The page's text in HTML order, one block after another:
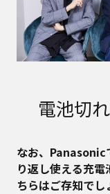
電池切
――なお、
り返し使える充
ちらはご存知でし